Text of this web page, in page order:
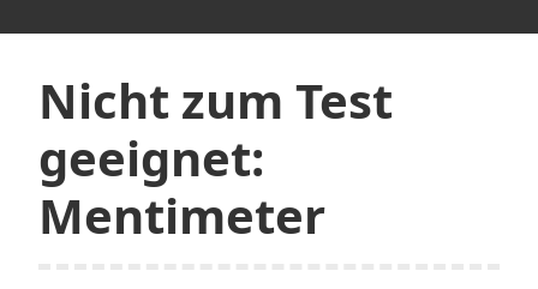
Nicht zum Test
geeignet:
Mentimeter